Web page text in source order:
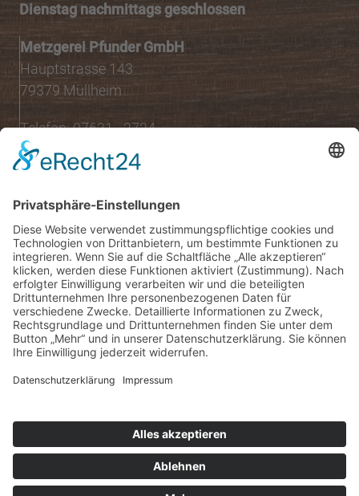
Dienstag nachmittags geschlossen
Metzgerei Pfunder GmbH
Hauptstrasse 143
79379 Müllheim
Telefon: 07631 - 2724
Öffnungszeiten
08:00 Uhr - 13:00 Uhr
Mo.,Di., Do., Fr.:
15:00 Uhr - 18:30 Uhr
Mittwoch nachmittags geschlossen
Folgen Sie uns auf:
INSTAGRAM
FACEBOOK
© 2026 - Metzgerei Pfunder